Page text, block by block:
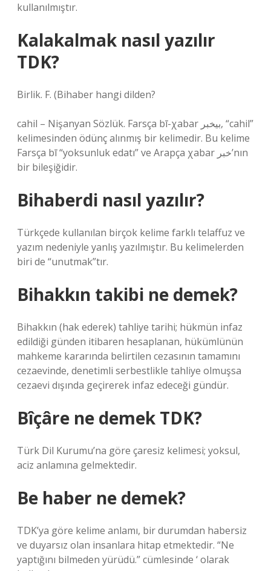
kullanılmıştır.
Kalakalmak nasıl yazılır
TDK?
Birlik. F. (Bihaber hangi dilden?
cahil – Nişanyan Sözlük. Farsça bī-χabar بیخبر, “cahil”
kelimesinden ödünç alınmış bir kelimedir. Bu kelime
Farsça bī “yoksunluk edatı” ve Arapça χabar خبر’nın
bir bileşiğidir.
Bihaberdi nasıl yazılır?
Türkçede kullanılan birçok kelime farklı telaffuz ve
yazım nedeniyle yanlış yazılmıştır. Bu kelimelerden
biri de “unutmak”tır.
Bihakkın takibi ne demek?
Bihakkın (hak ederek) tahliye tarihi; hükmün infaz
edildiği günden itibaren hesaplanan, hükümlünün
mahkeme kararında belirtilen cezasının tamamını
cezaevinde, denetimli serbestlikle tahliye olmuşsa
cezaevi dışında geçirerek infaz edeceği gündür.
Bîçâre ne demek TDK?
Türk Dil Kurumu’na göre çaresiz kelimesi; yoksul,
aciz anlamına gelmektedir.
Be haber ne demek?
TDK’ya göre kelime anlamı, bir durumdan habersiz
ve duyarsız olan insanlara hitap etmektedir. “Ne
yaptığını bilmeden yürüdü.” cümlesinde ‘ olarak